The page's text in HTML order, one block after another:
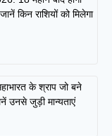
किन राशियों को मिलेगा
के श्राप जो बने
उनसे जुड़ी मान्यताएं